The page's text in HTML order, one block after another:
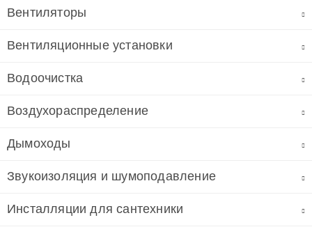
Вентиляторы
Вентиляционные установки
Водоочистка
Воздухораспределение
Дымоходы
Звукоизоляция и шумоподавление
Инсталляции для сантехники